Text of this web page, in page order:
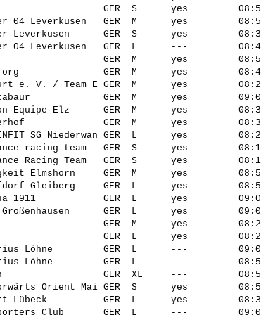
GER  S      yes
04 Leverkusen   GER  M      yes
Leverkusen      GER  S      yes
Bayer 04 Leverkusen   GER  L      ---
GER  M      yes
GER  M      yes
e. V. / Team E GER  M      yes
GER  M      yes
Equipe-Elz      GER  M      yes
GER  M      yes
SKINFIT SG Niederwan GER  L      yes
racing team   GER  S      yes
Racing Team   GER  S      yes
Elmshorn     GER  M      yes
Gleiberg     GER  L      yes
1911            GER  L      yes
03 Großenhausen      GER  L      yes
GER  M      yes
GER  L      yes
Löhne         GER  L      ---
Löhne         GER  L      ---
GER  XL     ---
Orient Mai GER  S      yes
Lübeck          GER  L      yes
Club       GER  L      ---